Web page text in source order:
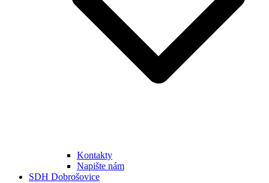
Kontakty
Napište nám
SDH Dobrošovice